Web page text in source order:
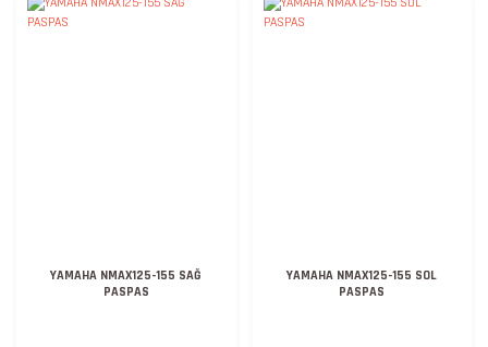
YAMAHA NMAX125-155 SAĞ
PASPAS
YAMAHA NMAX125-155 SOL
PASPAS